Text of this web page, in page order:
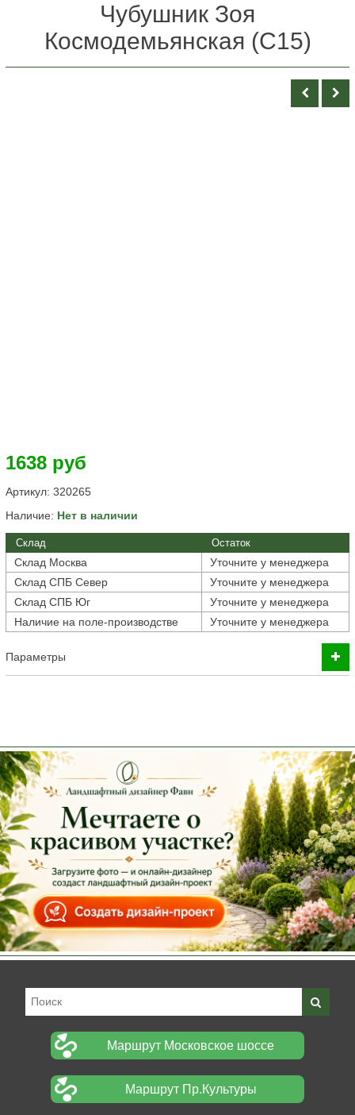
Чубушник Зоя
Космодемьянская (С15)
1638 руб
Артикул: 320265
Наличие: Нет в наличии
Склад Остаток
Склад Москва
Уточните у менеджера
Склад СПБ Север
Уточните у менеджера
Склад СПБ Юг
Уточните у менеджера
Наличие на поле-производстве
Уточните у менеджера
Параметры
Маршрут Московское шоссе
Маршрут Пр.Культуры